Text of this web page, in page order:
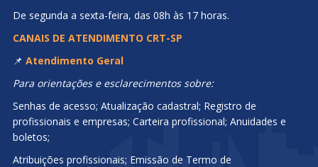
De segunda a sexta-feira, das 08h às 17 horas.
CANAIS DE ATENDIMENTO CRT-SP
📌 Atendimento Geral
Para orientações e esclarecimentos sobre:
Senhas de acesso; Atualização cadastral; Registro de
profissionais e empresas; Carteira profissional; Anuidades e
boletos;
Atribuições profissionais; Emissão de Termo de